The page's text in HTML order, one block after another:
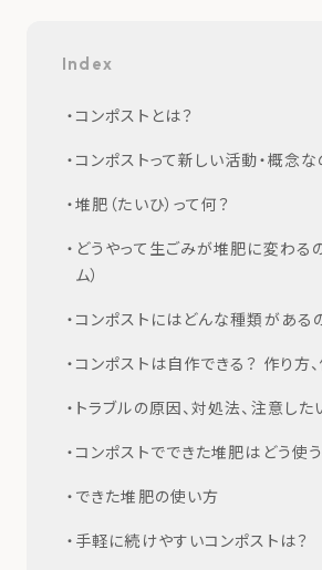
Index
コンポストとは？
コンポストって新しい活動・概念な
堆肥（たいひ）って何？
どうやって生ごみが堆肥に変わる
ム）
コンポストにはどんな種類がある
コンポストは自作できる？ 作り方
トラブルの原因、対処法、注意した
コンポストでできた堆肥はどう使う
できた堆肥の使い方
手軽に続けやすいコンポストは？